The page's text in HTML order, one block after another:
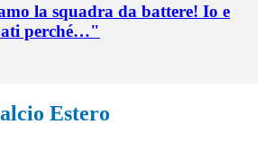
la squadra da battere! Io e
perché…"
Estero